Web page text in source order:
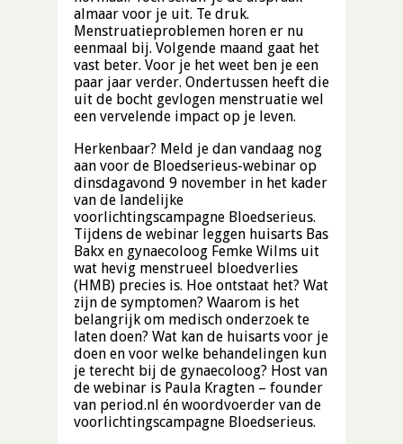
almaar voor je uit. Te druk.
Menstruatieproblemen horen er nu
eenmaal bij. Volgende maand gaat het
vast beter. Voor je het weet ben je een
paar jaar verder. Ondertussen heeft die
uit de bocht gevlogen menstruatie wel
een vervelende impact op je leven.
Herkenbaar? Meld je dan vandaag nog
aan voor de Bloedserieus-webinar op
dinsdagavond 9 november in het kader
van de landelijke
voorlichtingscampagne Bloedserieus.
Tijdens de webinar leggen huisarts Bas
Bakx en gynaecoloog Femke Wilms uit
wat hevig menstrueel bloedverlies
(HMB) precies is. Hoe ontstaat het? Wat
zijn de symptomen? Waarom is het
belangrijk om medisch onderzoek te
laten doen? Wat kan de huisarts voor je
doen en voor welke behandelingen kun
je terecht bij de gynaecoloog? Host van
de webinar is Paula Kragten – founder
van period.nl én woordvoerder van de
voorlichtingscampagne Bloedserieus.